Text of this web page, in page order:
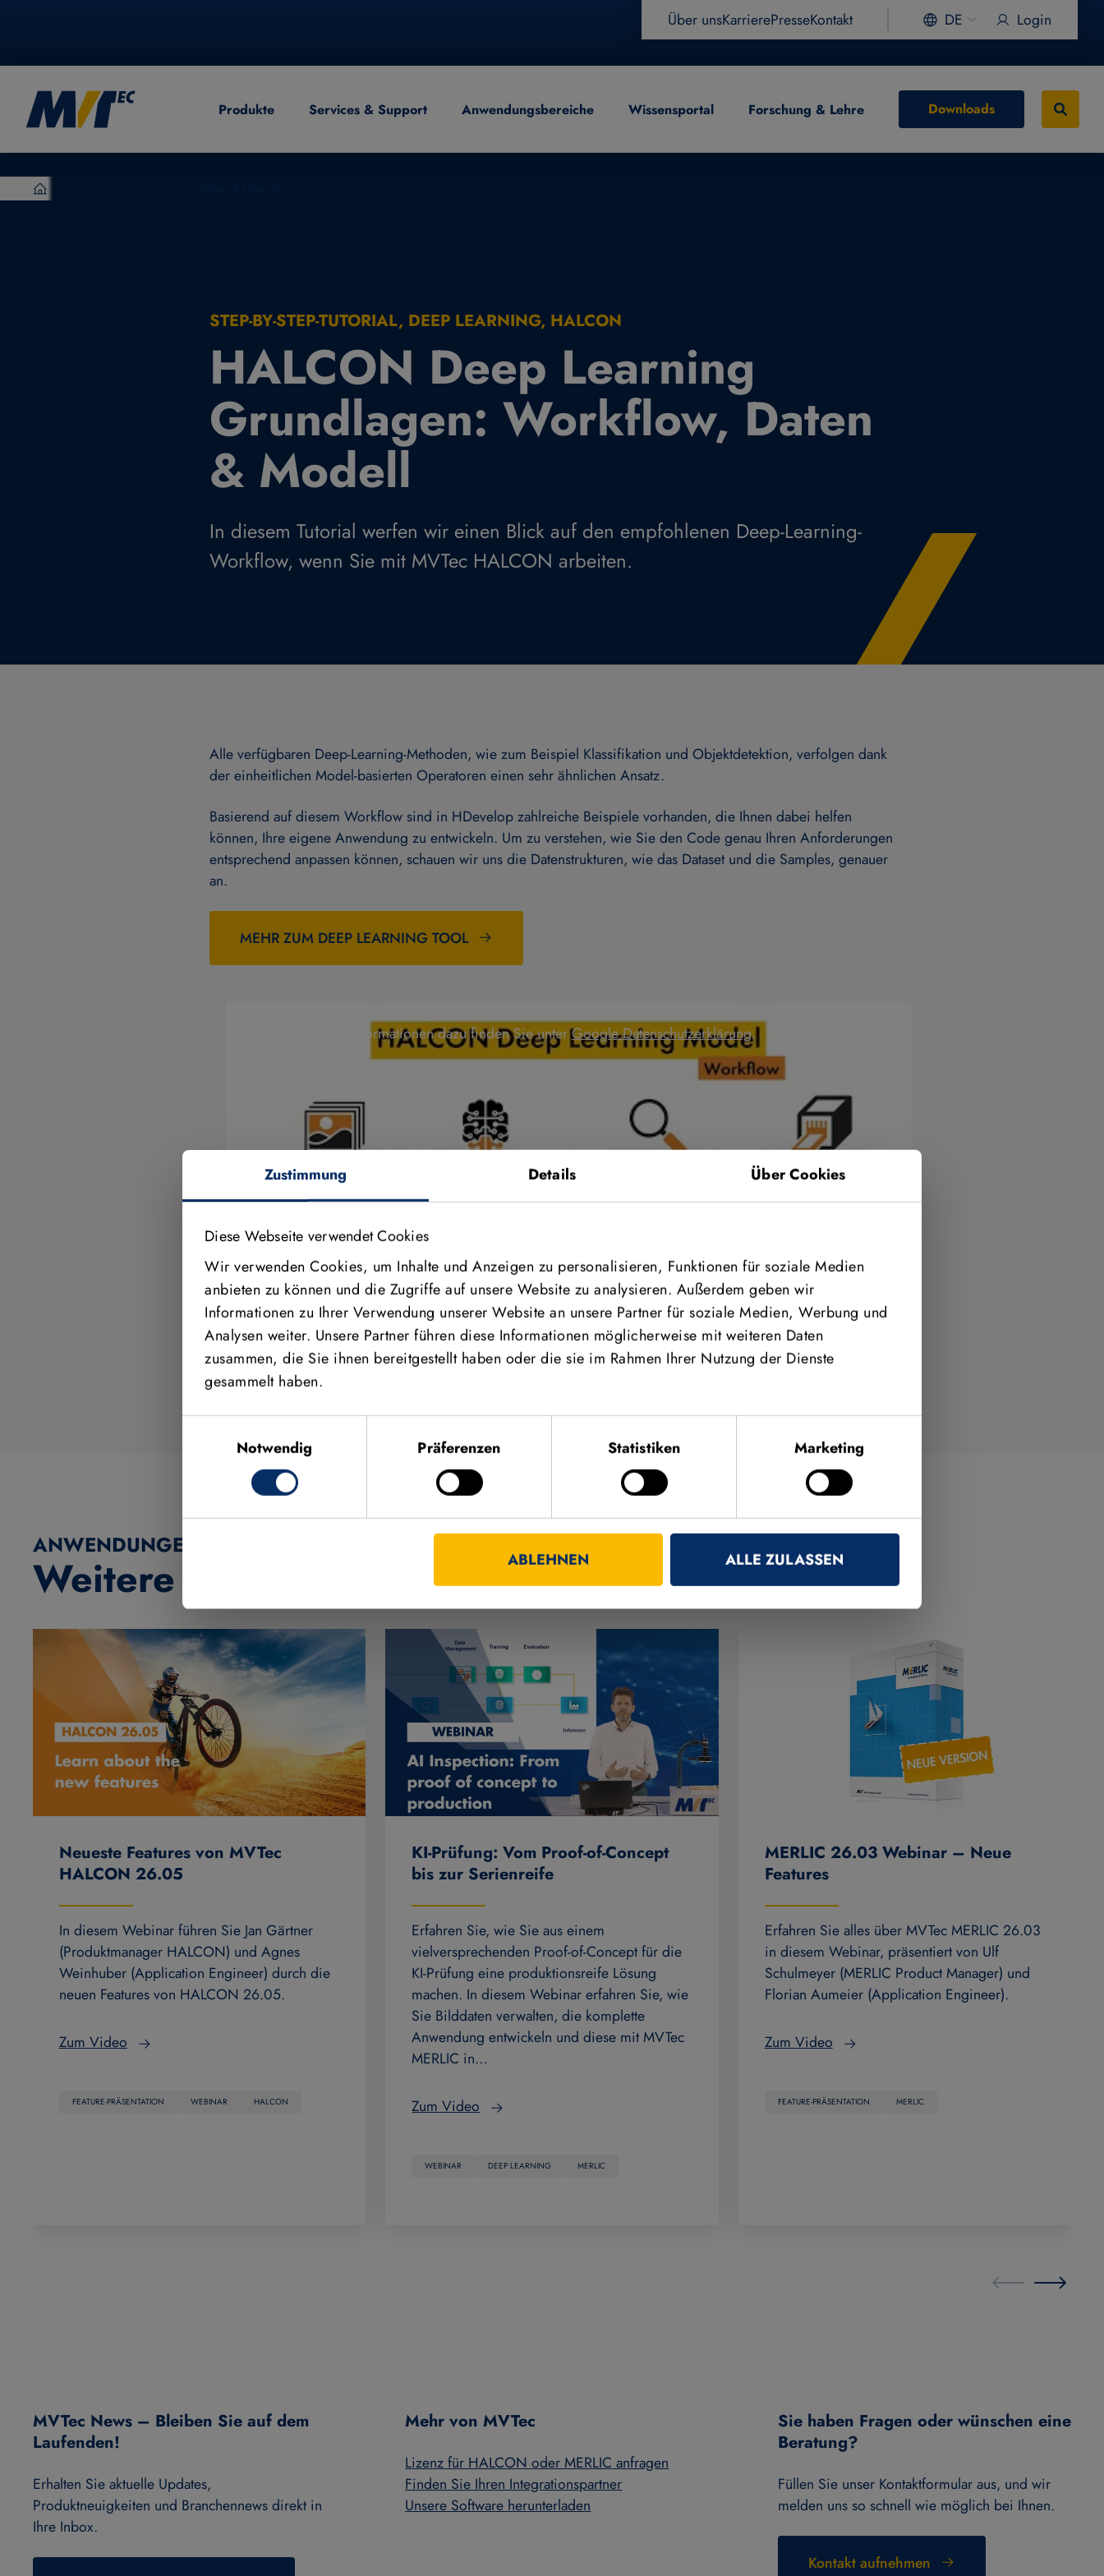
Zustimmung Details Über Cookies
Diese Webseite verwendet Cookies
Wir verwenden Cookies, um Inhalte und Anzeigen zu personalisieren, Funktionen für soziale Medien
anbieten zu können und die Zugriffe auf unsere Website zu analysieren. Außerdem geben wir
Informationen zu Ihrer Verwendung unserer Website an unsere Partner für soziale Medien, Werbung und
Analysen weiter. Unsere Partner führen diese Informationen möglicherweise mit weiteren Daten
zusammen, die Sie ihnen bereitgestellt haben oder die sie im Rahmen Ihrer Nutzung der Dienste
gesammelt haben.
Notwendig
Präferenzen Statistiken Marketing
ABLEHNEN ALLE ZULASSEN
Über unsKarrierePresseKontakt DE Login
EnglishProdukte Services & Support Anwendungsbereiche Wissensportal Forschung & Lehre Downloads
MVTec Software – Experten der industrielle Bildverarbeitung
STEP-BY-STEP-TUTORIAL, DEEP LEARNING, HALCON
HALCON Deep Learning
Grundlagen: Workflow, Daten
& Modell
In diesem Tutorial werfen wir einen Blick auf den empfohlenen Deep-Learning-
Workflow, wenn Sie mit MVTec HALCON arbeiten.
Alle verfügbaren Deep-Learning-Methoden, wie zum Beispiel Klassifikation und Objektdetektion, verfolgen dank
der einheitlichen Model-basierten Operatoren einen sehr ähnlichen Ansatz.
Basierend auf diesem Workflow sind in HDevelop zahlreiche Beispiele vorhanden, die Ihnen dabei helfen
können, Ihre eigene Anwendung zu entwickeln. Um zu verstehen, wie Sie den Code genau Ihren Anforderungen
entsprechend anpassen können, schauen wir uns die Datenstrukturen, wie das Dataset und die Samples, genauer
an.
MEHR ZUM DEEP LEARNING TOOL
übermittelt. Weitere Informationen dazu finden Sie unterGoogle Datenschutzerklärung.
Video aktivieren
ANWENDUNGEN, FEATURES & MEHR
Weitere Videos
Neueste Features von MVTec
HALCON 26.05
In diesem Webinar führen Sie Jan Gärtner
(Produktmanager HALCON) und Agnes
Weinhuber (Application Engineer) durch die
neuen Features von HALCON 26.05.
Zum Video
FEATURE-PRÄSENTATION WEBINAR HALCON
KI-Prüfung: Vom Proof-of-Concept
bis zur Serienreife
Erfahren Sie, wie Sie aus einem
vielversprechenden Proof-of-Concept für die
KI-Prüfung eine produktionsreife Lösung
machen. In diesem Webinar erfahren Sie, wie
Sie Bilddaten verwalten, die komplette
Anwendung entwickeln und diese mit MVTec
MERLIC in…
Zum Video
WEBINAR DEEP LEARNING MERLIC
MERLIC 26.03 Webinar – Neue
Features
Erfahren Sie alles über MVTec MERLIC 26.03
in diesem Webinar, präsentiert von Ulf
Schulmeyer (MERLIC Product Manager) und
Florian Aumeier (Application Engineer).
Zum Video
FEATURE-PRÄSENTATION MERLIC
MVTec News – Bleiben Sie auf dem
Laufenden!
Erhalten Sie aktuelle Updates,
Produktneuigkeiten und Branchennews direkt in
Ihre Inbox.
Mehr von MVTec
Lizenz für HALCON oder MERLIC anfragen
Finden Sie Ihren Integrationspartner
Unsere Software herunterladen
Sie haben Fragen oder wünschen eine
Beratung?
Füllen Sie unser Kontaktformular aus, und wir
melden uns so schnell wie möglich bei Ihnen.
Kontakt aufnehmen